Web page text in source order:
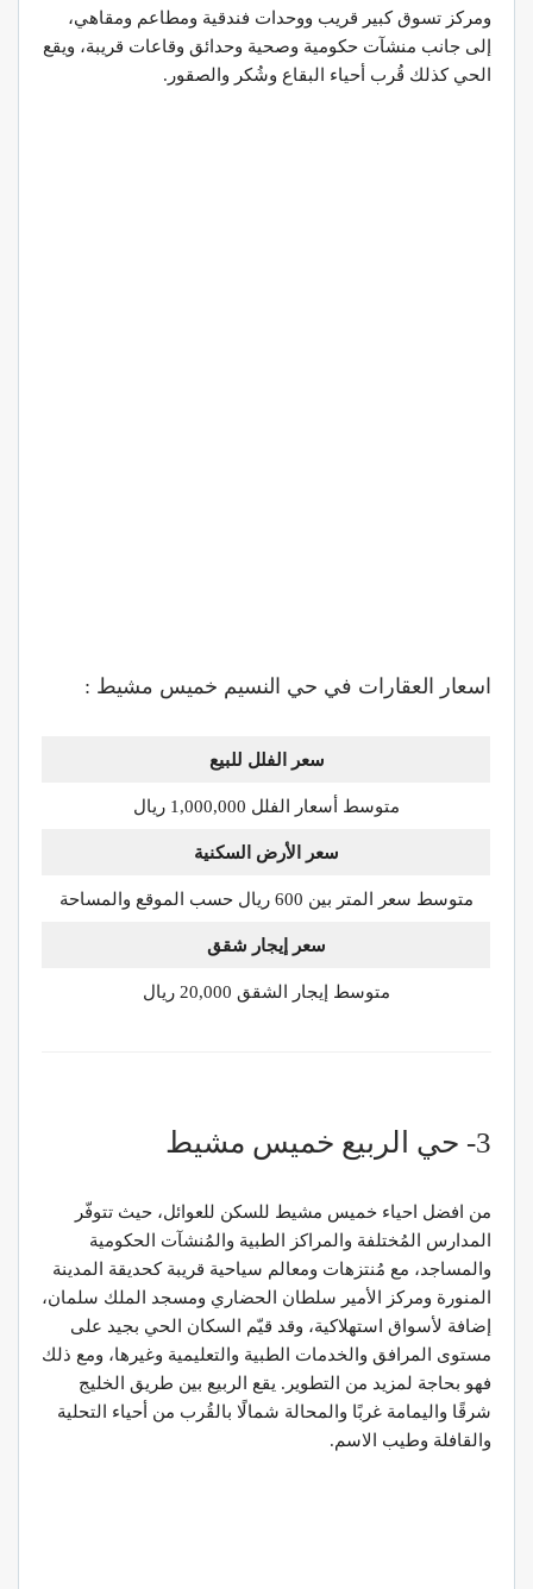
ومركز تسوق كبير قريب ووحدات فندقية ومطاعم ومقاهي،
إلى جانب منشآت حكومية وصحية وحدائق وقاعات قريبة، ويقع
الحي كذلك قُرب أحياء البقاع وشُكر والصقور.
اسعار العقارات في حي النسيم خميس مشيط :
سعر الفلل للبيع
متوسط أسعار الفلل 1,000,000 ريال
سعر الأرض السكنية
متوسط سعر المتر بين 600 ريال حسب الموقع والمساحة
سعر إيجار شقق
متوسط إيجار الشقق 20,000 ريال
3- حي الربيع خميس مشيط
من افضل احياء خميس مشيط للسكن للعوائل، حيث تتوفّر
المدارس المُختلفة والمراكز الطبية والمُنشآت الحكومية
والمساجد، مع مُنتزهات ومعالم سياحية قريبة كحديقة المدينة
المنورة ومركز الأمير سلطان الحضاري ومسجد الملك سلمان،
إضافة لأسواق استهلاكية، وقد قيّم السكان الحي بجيد على
مستوى المرافق والخدمات الطبية والتعليمية وغيرها، ومع ذلك
فهو بحاجة لمزيد من التطوير. يقع الربيع بين طريق الخليج
شرقًا واليمامة غربًا والمحالة شمالًا بالقُرب من أحياء التحلية
والقافلة وطيب الاسم.